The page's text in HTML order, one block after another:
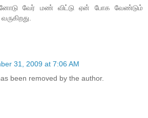
வேர் மண் விட்டு ஏன் போக வேண்டும்
31, 2009 at 7:06 AM
been removed by the author.